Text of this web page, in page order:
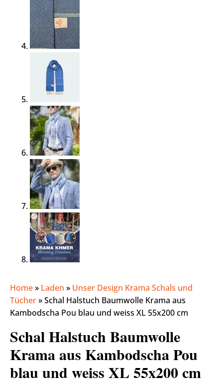
Home» Laden » Unser Design Krama Schals und
Tücher»Schal Halstuch Baumwolle Krama aus
Kambodscha Pou blau und weiss XL 55x200 cm
Schal Halstuch Baumwolle
Krama aus Kambodscha Pou
blau und weiss XL 55x200 cm